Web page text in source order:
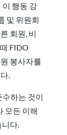
행동 강
및 위원회
회원, 비
FIDO
봉사자를
.
하는 것이
모든 이해
다.